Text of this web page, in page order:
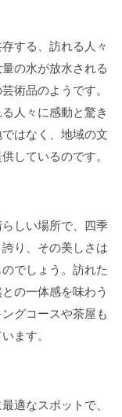
する、訪れる人々
の水が放水される
術品のようです。
人々に感動と驚き
はなく、地域の文
しているのです。
しい場所で、四季
り、その美しさは
でしょう。訪れた
の一体感を味わう
グコースや茶屋も
ます。
適なスポットで、